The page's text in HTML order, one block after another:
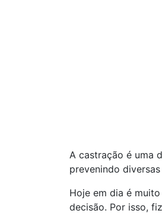
A castração é uma
prevenindo
Hoje em dia é
decisão. Por isso,